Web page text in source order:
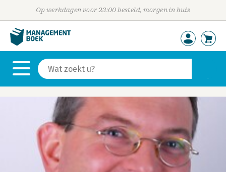
Op werkdagen voor 23:00 besteld, morgen in huis